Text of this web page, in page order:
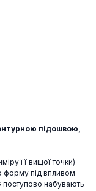
підошвою,
її вищої точки)
форму під впливом
поступово набувають